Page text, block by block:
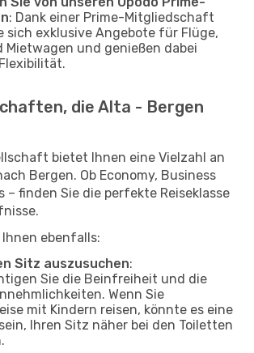
: Dank einer Prime-Mitgliedschaft
sich exklusive Angebote für Flüge,
Mietwagen und genießen dabei
die Alta - Bergen
bietet Ihnen eine Vielzahl an
Bergen. Ob Economy, Business
– finden Sie die perfekte Reiseklasse
ebenfalls:
Sitz auszusuchen:
Sie die Beinfreiheit und die
Wenn Sie
mit Kindern reisen, könnte es eine
Ihren Sitz näher bei den Toiletten